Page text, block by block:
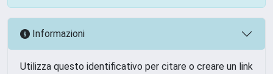
Informazioni
Utilizza questo identificativo per citare o creare un link